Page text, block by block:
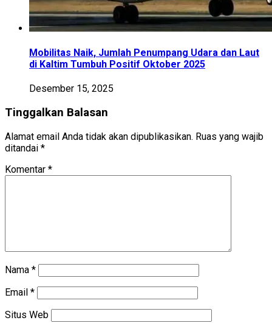
Mobilitas Naik, Jumlah Penumpang Udara dan Laut
di Kaltim Tumbuh Positif Oktober 2025
Desember 15, 2025
Tinggalkan Balasan
Alamat email Anda tidak akan dipublikasikan. Ruas yang wajib
ditandai *
Komentar *
Nama *
Email *
Situs Web